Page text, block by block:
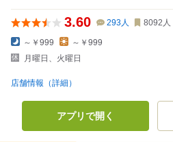
3.60 293人 8092 人
～￥999
～￥999
月曜日、火曜日
店舗情報（詳細）
アプリで開く